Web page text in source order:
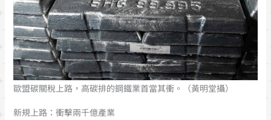
歐盟碳關稅上路，高碳排的鋼鐵業首當其衝。（黃明堂攝）
新規上路：衝擊兩千億產業